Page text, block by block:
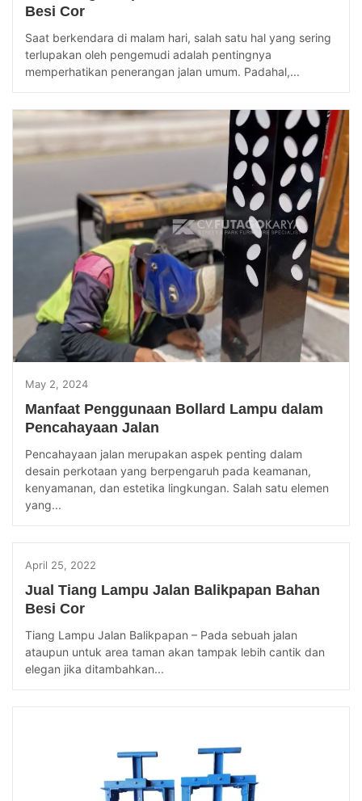
Besi Cor
Saat berkendara di malam hari, salah satu hal yang sering
terlupakan oleh pengemudi adalah pentingnya
memperhatikan penerangan jalan umum. Padahal,...
May 2, 2024
Manfaat Penggunaan Bollard Lampu dalam
Pencahayaan Jalan
Pencahayaan jalan merupakan aspek penting dalam
desain perkotaan yang berpengaruh pada keamanan,
kenyamanan, dan estetika lingkungan. Salah satu elemen
yang...
April 25, 2022
Jual Tiang Lampu Jalan Balikpapan Bahan
Besi Cor
Tiang Lampu Jalan Balikpapan – Pada sebuah jalan
ataupun untuk area taman akan tampak lebih cantik dan
elegan jika ditambahkan...